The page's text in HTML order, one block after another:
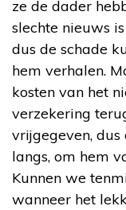
ze de dader
slechte nieuws
dus de schade
hem verhalen.
kosten van het
verzekering
vrijgegeven,
langs, om hem
Kunnen we
wanneer het